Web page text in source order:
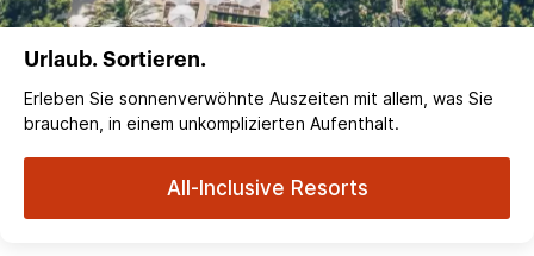
Urlaub. Sortieren.
Erleben Sie sonnenverwöhnte Auszeiten mit allem, was Sie
brauchen, in einem unkomplizierten Aufenthalt.
All-Inclusive Resorts